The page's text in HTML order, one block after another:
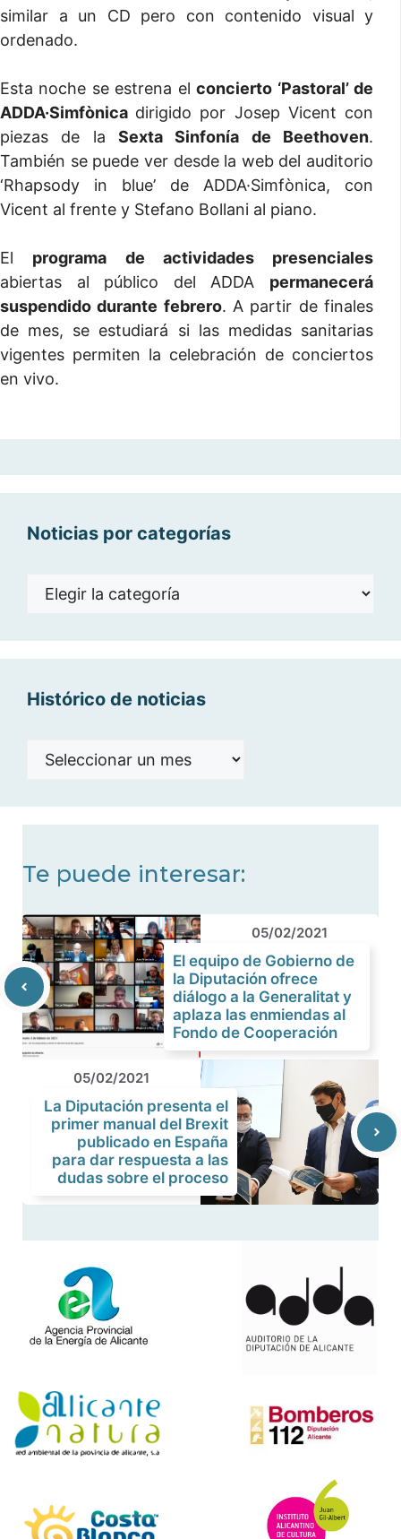
similar a un CD pero con contenido visual y
ordenado.
Esta noche se estrena elconcierto ‘Pastoral’ de
ADDA·Simfònica dirigido por Josep Vicent con
piezas de la Sexta Sinfonía de Beethoven.
También se puede ver desde la web del auditorio
‘Rhapsody in blue’ de ADDA·Simfònica, con
Vicent al frente y Stefano Bollani al piano.
El programa de actividades presenciales
abiertas al público del ADDA permanecerá
suspendido durante febrero. A partir de finales
de mes, se estudiará si las medidas sanitarias
vigentes permiten la celebración de conciertos
en vivo.
Noticias por categorías
Noticias
Histórico de noticias
Histórico
Te puede interesar:
05/02/2021
El equipo de Gobierno de
la Diputación ofrece
diálogo a la Generalitat y
aplaza las enmiendas al
Fondo de Cooperación
05/02/2021
La Diputación presenta el
primer manual del Brexit
publicado en España
para dar respuesta a las
dudas sobre el proceso